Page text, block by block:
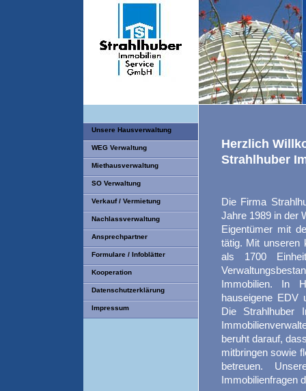
Unsere Hausverwaltung
WEG Verwaltung
Miethausverwaltung
SO Verwaltung
Verkauf / Vermietung
Nachlassverwaltung
Ansprechpartner
Formulare / Infoblätter
Kooperation
Datenschutzerklärung
Impressum
Herzlich
Strahlhuber
Die Firma
Jahre 1989 in der
Eigentümer mit
tätig. Mit unseren
als 1700
Immobilien. In
hauseigene EDV
Die Strahlhuber
beruht darauf,
mitbringen sowie
betreuen.
Immobilienfragen